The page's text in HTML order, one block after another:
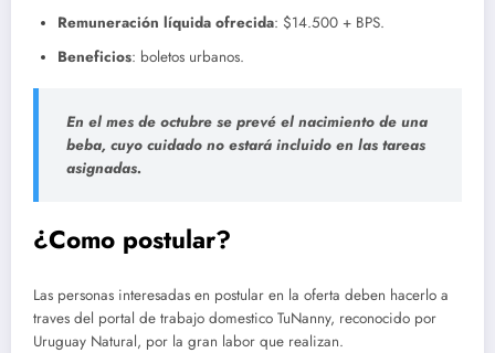
Remuneración líquida ofrecida: $14.500 + BPS.
Beneficios: boletos urbanos.
En el mes de octubre se prevé el nacimiento de una
beba, cuyo cuidado no estará incluido en las tareas
asignadas.
¿Como postular?
Las personas interesadas en postular en la oferta deben hacerlo a
traves del portal de trabajo domestico TuNanny, reconocido por
Uruguay Natural, por la gran labor que realizan.